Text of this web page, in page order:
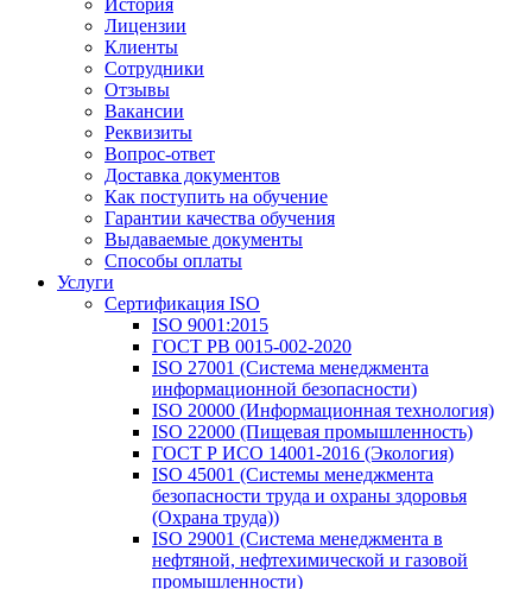
История
Лицензии
Клиенты
Сотрудники
Отзывы
Вакансии
Реквизиты
Вопрос-ответ
Доставка документов
Как поступить на обучение
Гарантии качества обучения
Выдаваемые документы
Способы оплаты
Услуги
Сертификация ISO
ISO 9001:2015
ГОСТ РВ 0015-002-2020
ISO 27001 (Система менеджмента
информационной безопасности)
ISO 20000 (Информационная технология)
ISO 22000 (Пищевая промышленность)
ГОСТ Р ИСО 14001-2016 (Экология)
ISO 45001 (Системы менеджмента
безопасности труда и охраны здоровья
(Охрана труда))
ISO 29001 (Система менеджмента в
нефтяной, нефтехимической и газовой
промышленности)